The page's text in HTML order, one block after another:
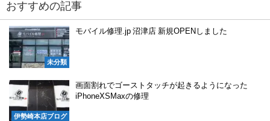
おすすめの記事
未分類
モバイル修理.jp 沼津店 新規OPENしました
伊勢崎本店ブログ
画面割れでゴーストタッチが起きるようになった
iPhoneXSMaxの修理